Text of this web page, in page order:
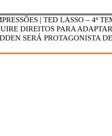
| TED LASSO – 4ª
DIREITOS PARA
SERÁ PROTAGONISTA